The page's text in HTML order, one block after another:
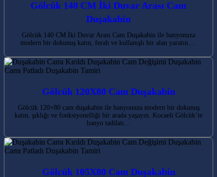
Gölcük 140 CM İki Duvar Arası Cam
Duşakabin
Gölcük 140 CM İki Duvar Arası Cam Duşakabin ile banyonuza
modern bir dokunuş katın, ferah ve kullanışlı bir alan yaratın.…
Gölcük 120X80 Cam Duşakabin
Gölcük 120×80 cam duşakabin ile banyonuza modern bir dokunuş
katın, şıklığı ve fonksiyonelliği bir arada yaşayın. Kocaeli Gölcük’te
banyo tadilatı…
Gölcük 105X80 Cam Duşakabin